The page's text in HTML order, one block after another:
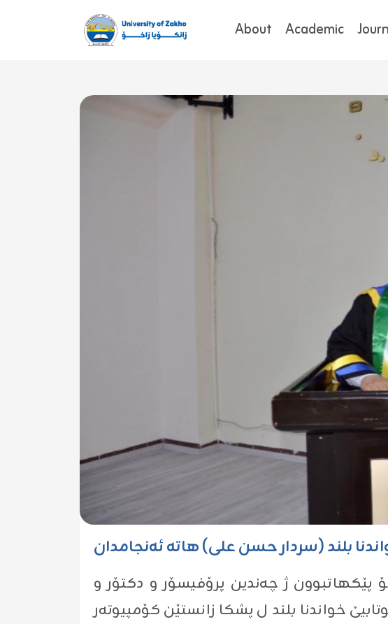
About Academic
بلند (سردار حسن علی) هاتە ئەنجامدان
لژنه‌یا گه‌نگه‌شێ كۆ پێكهاتبوون ژ چه‌ندین پرۆفیسۆر و دکتۆر و
خواندنا بلند ل پشکا زانستێن کۆمپیوتەر